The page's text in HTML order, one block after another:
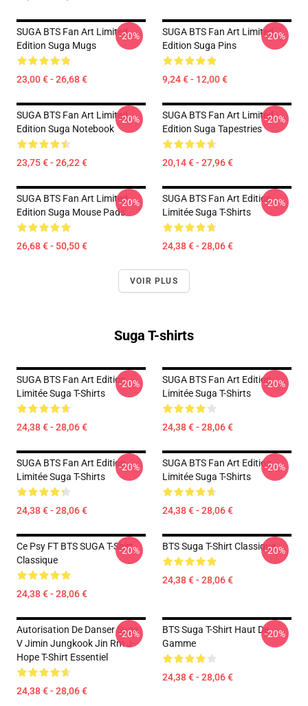
SUGA BTS Fan Art Limited
Edition Suga Mugs
23,00 € - 26,68 €
-20%
SUGA BTS Fan Art Limited
Edition Suga Pins
9,24 € - 12,00 €
-20%
SUGA BTS Fan Art Limited
Edition Suga Notebook
23,75 € - 26,22 €
-20%
SUGA BTS Fan Art Limited
Edition Suga Tapestries
20,14 € - 27,96 €
-20%
SUGA BTS Fan Art Limited
Edition Suga Mouse Pads
26,68 € - 50,50 €
-20%
SUGA BTS Fan Art Edition
Limitée Suga T-Shirts
24,38 € - 28,06 €
-20%
VOIR PLUS
Suga T-shirts
SUGA BTS Fan Art Edition
Limitée Suga T-Shirts
24,38 € - 28,06 €
-20%
SUGA BTS Fan Art Edition
Limitée Suga T-Shirts
24,38 € - 28,06 €
-20%
SUGA BTS Fan Art Edition
Limitée Suga T-Shirts
24,38 € - 28,06 €
-20%
SUGA BTS Fan Art Edition
Limitée Suga T-Shirts
24,38 € - 28,06 €
-20%
Ce Psy FT BTS SUGA T-Shirt
Classique
24,38 € - 28,06 €
-20% BTS Suga T-Shirt Classique
24,38 € - 28,06 €
-20%
Autorisation De Danser Suga
V Jimin Jungkook Jin Rm J-
Hope T-Shirt Essentiel
24,38 € - 28,06 €
-20%
BTS Suga T-Shirt Haut De
Gamme
24,38 € - 28,06 €
-20%